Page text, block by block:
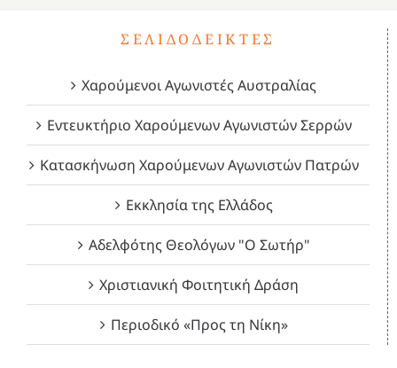
ΣΕΛΙΔΟΔΕΊΚΤΕΣ
Χαρούμενοι Αγωνιστές Αυστραλίας
Εντευκτήριο Χαρούμενων Αγωνιστών Σερρών
Κατασκήνωση Χαρούμενων Αγωνιστών Πατρών
Εκκλησία της Ελλάδος
Αδελφότης Θεολόγων "Ο Σωτήρ"
Χριστιανική Φοιτητική Δράση
Περιοδικό «Προς τη Νίκη»